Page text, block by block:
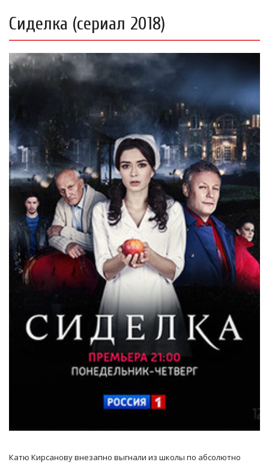
Сиделка (сериал 2018)
Катю Кирсанову внезапно выгнали из школы по абсолютно